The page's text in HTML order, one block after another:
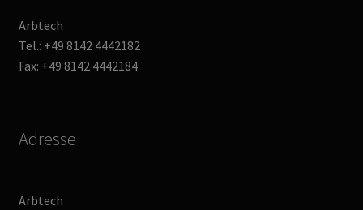
Arbtech
Tel.: +49 8142 4442182
Fax: +49 8142 4442184
Adresse
Arbtech